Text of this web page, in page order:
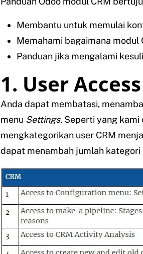
Membantu untuk memulai
Memahami bagaimana modul
Panduan jika mengalami
1. User Access
Anda dapat membatasi,
menu Settings. Seperti yang kami
mengkategorikan user CRM
dapat menambah jumlah kategori